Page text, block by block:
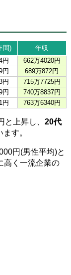
間)
年収
円
662万4020円
円
689万872円
円
715万7725円
円
740万8837円
円 763万6340円
上昇し、 20代
す。
円(男性平均)と
高く一流企業の